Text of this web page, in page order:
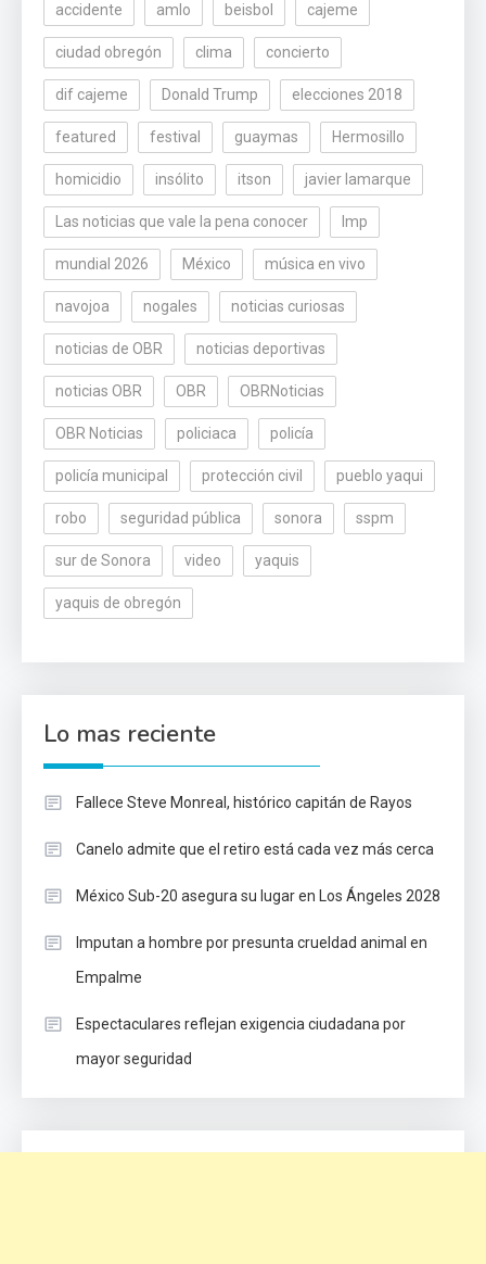
accidente amlo beisbol cajeme
ciudad obregón clima concierto
dif cajeme Donald Trump elecciones 2018
featured festival guaymas Hermosillo
homicidio insólito itson javier lamarque
Las noticias que vale la pena conocer lmp
mundial 2026 México música en vivo
navojoa nogales noticias curiosas
noticias de OBR noticias deportivas
noticias OBR OBR OBRNoticias
OBR Noticias policiaca policía
policía municipal protección civil pueblo yaqui
robo seguridad pública sonora sspm
sur de Sonora video yaquis
yaquis de obregón
Lo mas reciente
Fallece Steve Monreal, histórico capitán de Rayos
Canelo admite que el retiro está cada vez más cerca
México Sub-20 asegura su lugar en Los Ángeles 2028
Imputan a hombre por presunta crueldad animal en
Empalme
Espectaculares reflejan exigencia ciudadana por
mayor seguridad